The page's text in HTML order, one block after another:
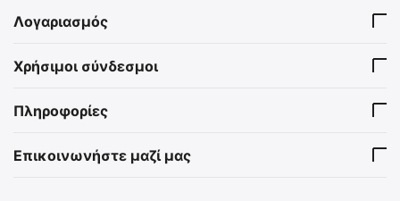
Λογαριασμός
Χρήσιμοι σύνδεσμοι
Πληροφορίες
Επικοινωνήστε μαζί μας